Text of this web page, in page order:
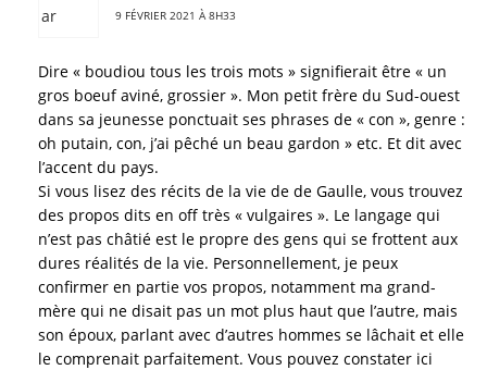
9 FÉVRIER 2021 À 8H33
Dire « boudiou tous les trois mots » signifierait être « un
gros boeuf aviné, grossier ». Mon petit frère du Sud-ouest
dans sa jeunesse ponctuait ses phrases de « con », genre :
oh putain, con, j’ai pêché un beau gardon » etc. Et dit avec
l’accent du pays.
Si vous lisez des récits de la vie de de Gaulle, vous trouvez
des propos dits en off très « vulgaires ». Le langage qui
n’est pas châtié est le propre des gens qui se frottent aux
dures réalités de la vie. Personnellement, je peux
confirmer en partie vos propos, notamment ma grand-
mère qui ne disait pas un mot plus haut que l’autre, mais
son époux, parlant avec d’autres hommes se lâchait et elle
le comprenait parfaitement. Vous pouvez constater ici